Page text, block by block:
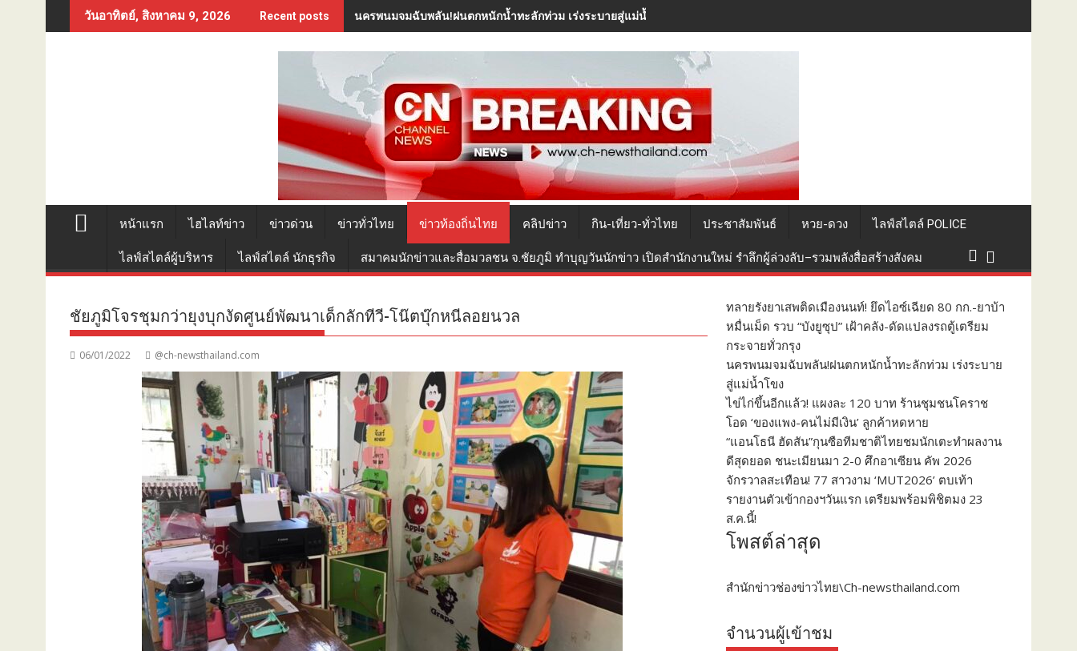
to
วันอาทิตย์, สิงหาคม 9, 2026 Recent posts นครพนมจมฉับพลัน!ฝนตกหนักน้ำทะลักท่วม เร่งระบายสู่แม่น้ำโขง
หน้าแรก ไฮไลท์ข่าว ข่าวด่วน ข่าวทั่วไทย ข่าวท้องถิ่นไทย คลิปข่าว กิน-เที่ยว-ทั่วไทย ประชาสัมพันธ์ หวย-ดวง ไลฟ์สไตล์ POLICE
ไลฟ์สไตล์ผู้บริหาร ไลฟ์สไตล์ นักธุรกิจ สมาคมนักข่าวและสื่อมวลชน จ.ชัยภูมิ ทำบุญวันนักข่าว เปิดสำนักงานใหม่ รำลึกผู้ล่วงลับ–รวมพลังสื่อสร้างสังคม
ชัยภูมิโจรชุมกว่ายุงบุกงัดศูนย์พัฒนาเด็กลักทีวี-โน๊ตบุ๊กหนีลอยนวล
06/01/2022 @ch-newsthailand.com
ทลายรังยาเสพติดเมืองนนท์! ยึดไอซ์เฉียด 80 กก.-ยาบ้า
หมื่นเม็ด รวบ “บังยูซุป” เฝ้าคลัง-ดัดแปลงรถตู้เตรียม
กระจายทั่วกรุง
นครพนมจมฉับพลัน!ฝนตกหนักน้ำทะลักท่วม เร่งระบาย
สู่แม่น้ำโขง
ไข่ไก่ขึ้นอีกแล้ว! แผงละ 120 บาท ร้านชุมชนโคราช
โอด ‘ของแพง-คนไม่มีเงิน’ ลูกค้าหดหาย
“แอนโธนี ฮัดสัน”กุนซือทีมชาติไทยชมนักเตะทำผลงาน
ดีสุดยอด ชนะเมียนมา 2-0 ศึกอาเซียน คัพ 2026
จักรวาลสะเทือน! 77 สาวงาม ‘MUT2026’ ตบเท้า
รายงานตัวเข้ากองฯวันแรก เตรียมพร้อมพิชิตมง 23
ส.ค.นี้!
โพสต์ล่าสุด
สำนักข่าวช่องข่าวไทย\Ch-newsthailand.com
จำนวนผู้เข้าชม